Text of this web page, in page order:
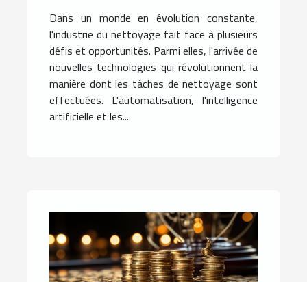
Dans un monde en évolution constante,
l'industrie du nettoyage fait face à plusieurs
défis et opportunités. Parmi elles, l'arrivée de
nouvelles technologies qui révolutionnent la
manière dont les tâches de nettoyage sont
effectuées. L'automatisation, l'intelligence
artificielle et les...